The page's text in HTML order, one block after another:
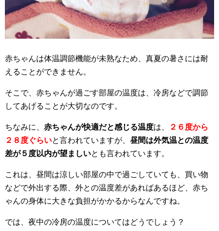
赤ちゃんは体温調節機能が未熟なため、真夏の暑さには耐
えることができません。
そこで、赤ちゃんが過ごす部屋の温度は、冷房などで調節
してあげることが大切なのです。
ちなみに、 赤ちゃんが快適だと感じる温度は、
２６度から
２８度ぐらいと言われていますが、 昼間は外気温との温度
差が５度以内が望ましいとも言われています。
これは、昼間は涼しい部屋の中で過ごしていても、買い物
などで外出する際、外との温度差があればあるほど、赤ち
ゃんの身体に大きな負担がかかるからなんですね。
では、夜中の冷房の温度についてはどうでしょう？